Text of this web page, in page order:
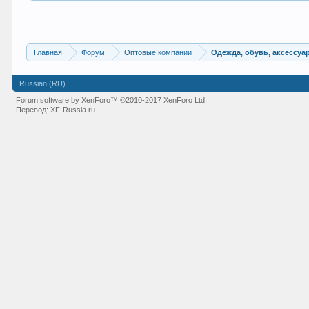
Главная Форум Оптовые компании Одежда, обувь,
Russian (RU)
Forum software by XenForo™©2010-2017 XenForo Ltd.
Перевод:XF-Russia.ru